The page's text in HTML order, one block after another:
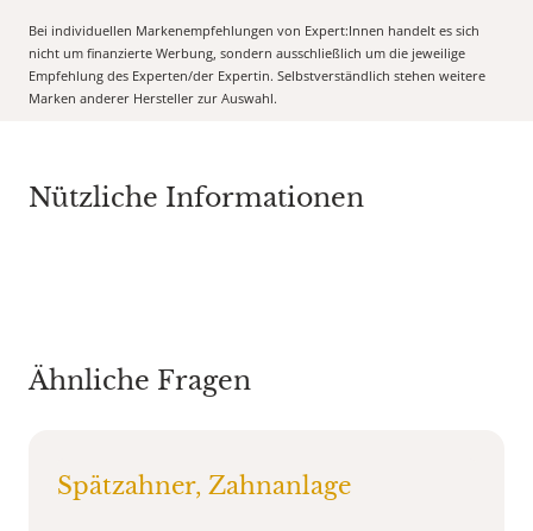
Bei individuellen Markenempfehlungen von Expert:Innen handelt es sich
nicht um finanzierte Werbung, sondern ausschließlich um die jeweilige
Empfehlung des Experten/der Expertin. Selbstverständlich stehen weitere
Marken anderer Hersteller zur Auswahl.
Nützliche Informationen
Ähnliche Fragen
Spätzahner, Zahnanlage